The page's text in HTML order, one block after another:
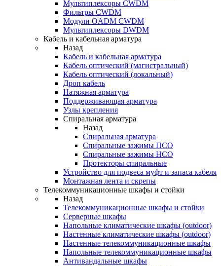
Мультиплексоры CWDM
Фильтры CWDM
Модули OADM CWDM
Мультиплексоры DWDM
Кабель и кабельная арматура
Назад
Кабель и кабельная арматура
Кабель оптический (магистральный)
Кабель оптический (локальный)
Дроп кабель
Натяжная арматура
Поддерживающая арматура
Узлы крепления
Спиральная арматура
Назад
Спиральная арматура
Спиральные зажимы ПСО
Спиральные зажимы НСО
Протекторы спиральные
Устройство для подвеса муфт и запаса кабеля
Монтажная лента и скрепы
Телекоммуникационные шкафы и стойки
Назад
Телекоммуникационные шкафы и стойки
Серверные шкафы
Напольные климатические шкафы (outdoor)
Настенные климатические шкафы (outdoor)
Настенные телекоммуникационные шкафы
Напольные телекоммуникационные шкафы
Антивандальные шкафы